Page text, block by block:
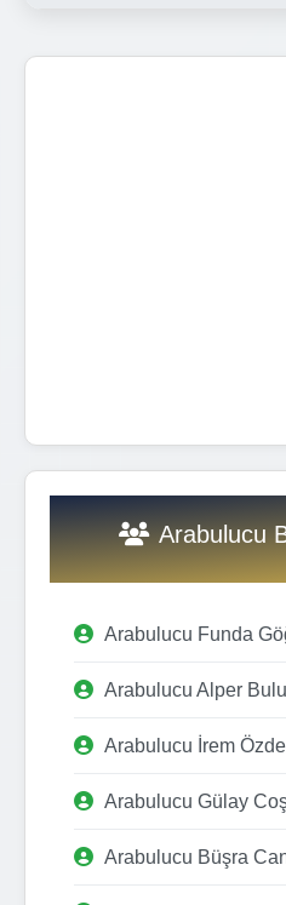
Arabulucu
Arabulucu Funda
Arabulucu Alper
Arabulucu İrem
Arabulucu Gülay
Arabulucu Büşra